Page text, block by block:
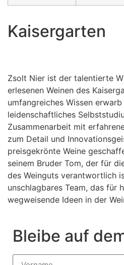
Kaisergarten
Zsolt Nier ist der talentierte
erlesenen Weinen des
umfangreiches Wissen
leidenschaftliches
Zusammenarbeit mit
zum Detail und
preisgekrönte Weine
seinem Bruder Tom, der für
des Weinguts verantwortlich
unschlagbares Team, das für
wegweisende Ideen in der
Bleibe auf